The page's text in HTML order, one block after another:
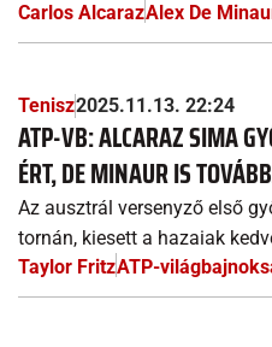
Carlos AlcarazAlex De
Tenisz2025.11.13. 22:24
ATP-VB: ALCARAZ SIMA
ÉRT, DE MINAUR IS
Az ausztrál versenyző első
tornán, kiesett a hazaiak
Taylor FritzATP-